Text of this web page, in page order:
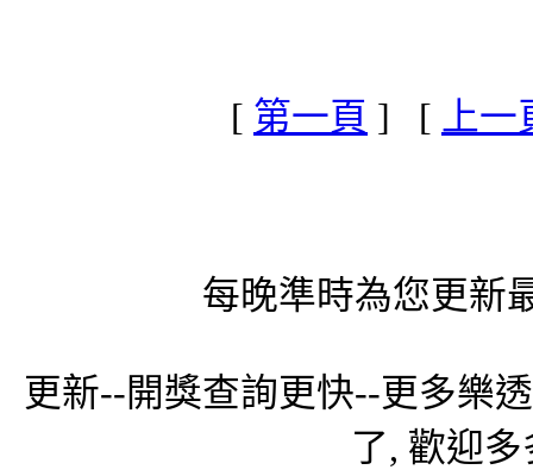
[ 第一頁 ] [ 上一
每晚準時為您更新
更新--開獎查詢更快--更多樂
了, 歡迎